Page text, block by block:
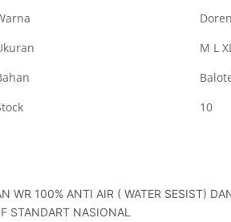
M L
10
WR 100% ANTI AIR ( WATER SESIST)
STANDART NASIONAL